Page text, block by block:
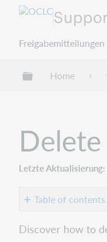
Freigabemitteilungen
Globale
Home
Letzte Aktualisierung
Table of contents
a
Discover how to